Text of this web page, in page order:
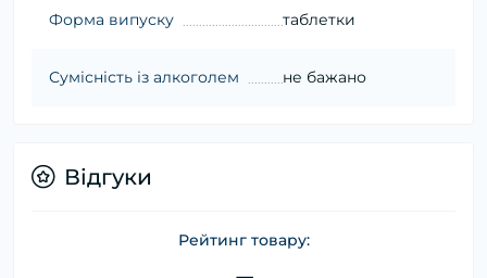
Форма випуску таблетки
Сумісність із алкоголем не бажано
Відгуки
Рейтинг товару: